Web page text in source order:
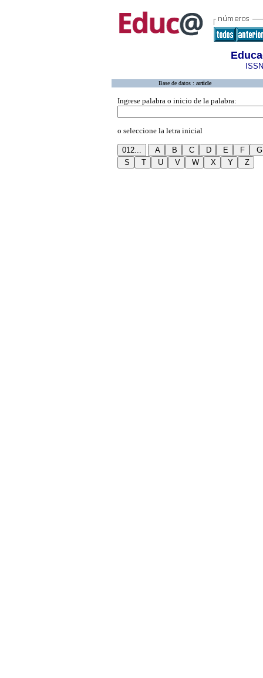
Base de datos : article
Ingrese palabra o inicio de la palabra:
o seleccione la letra inicial